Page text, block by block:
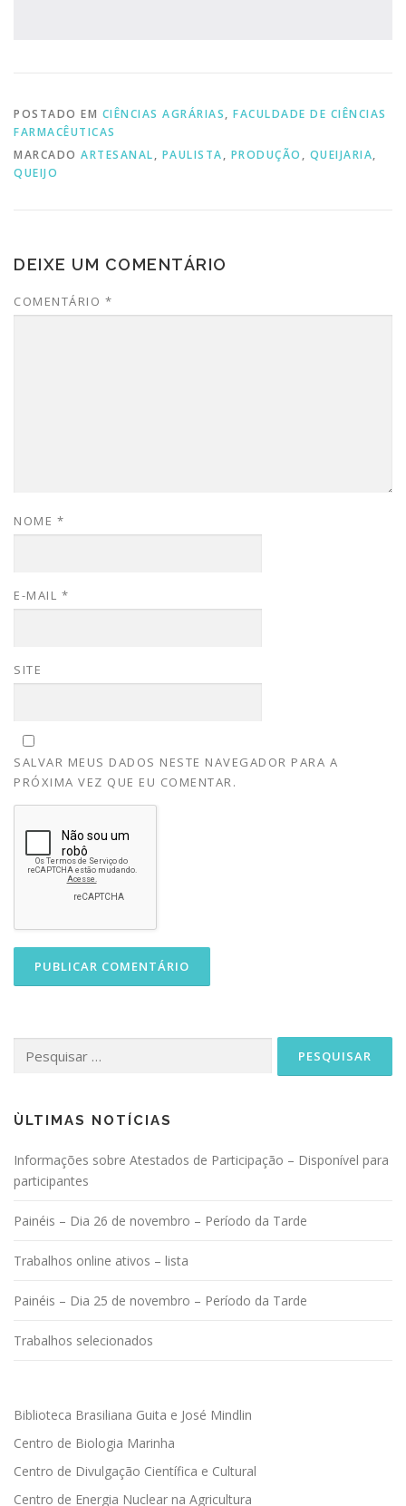
POSTADO EM CIÊNCIAS AGRÁRIAS, FACULDADE DE CIÊNCIAS
FARMACÊUTICAS
MARCADO ARTESANAL, PAULISTA, PRODUÇÃO , QUEIJARIA,
QUEIJO
DEIXE UM COMENTÁRIO
COMENTÁRIO *
NOME *
E-MAIL *
SITE
SALVAR MEUS DADOS NESTE NAVEGADOR PARA A
PRÓXIMA VEZ QUE EU COMENTAR.
por:
ÙLTIMAS NOTÍCIAS
Informações sobre Atestados de Participação – Disponível para
participantes
Painéis – Dia 26 de novembro – Período da Tarde
Trabalhos online ativos – lista
Painéis – Dia 25 de novembro – Período da Tarde
Trabalhos selecionados
Biblioteca Brasiliana Guita e José Mindlin
Centro de Biologia Marinha
Centro de Divulgação Científica e Cultural
Centro de Energia Nuclear na Agricultura